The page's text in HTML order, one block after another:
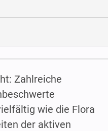
Zahlreiche
wie die Flora
der aktiven